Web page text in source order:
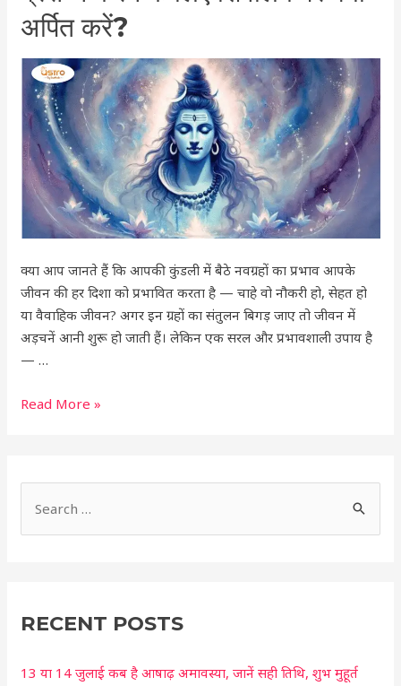
अर्पित करें?
क्या आप जानते हैं कि आपकी कुंडली में बैठे नवग्रहों का प्रभाव आपके
जीवन की हर दिशा को प्रभावित करता है — चाहे वो नौकरी हो, सेहत हो
या वैवाहिक जीवन? अगर इन ग्रहों का संतुलन बिगड़ जाए तो जीवन में
अड़चनें आनी शुरू हो जाती हैं। लेकिन एक सरल और प्रभावशाली उपाय है
— …
एक
रहस्य:
नवग्रहों
को
प्रसन्न
करने
के
लिए
शिवलिंग
पर
क्या
अर्पित
करें?
Read More »
e
c
f
RECENT POSTS
13 या 14 जुलाई कब है आषाढ़ अमावस्या, जानें सही तिथि, शुभ मुहूर्त